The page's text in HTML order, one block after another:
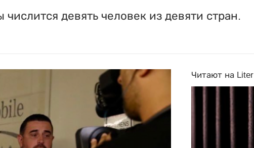
девять человек из девяти стран.
Читают на Liter